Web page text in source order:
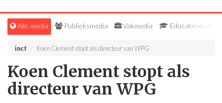
Alle media Publieksmedia Vakmedia Educatieve
inct Koen Clement stopt als directeur van WPG
Koen Clement stopt als
directeur van WPG